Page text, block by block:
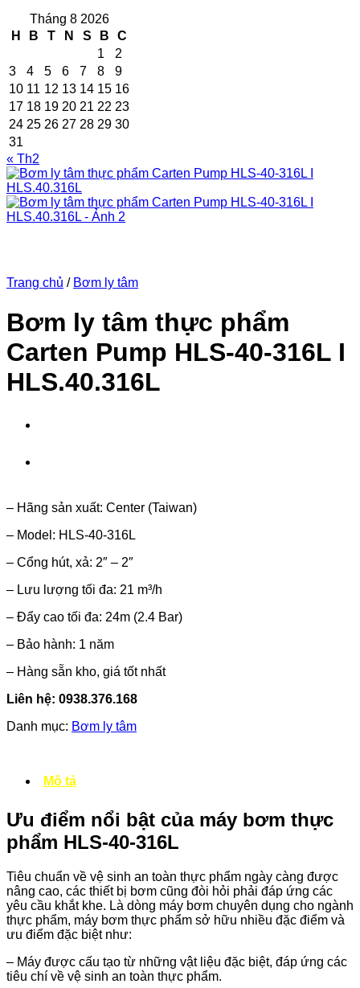
Tháng 8 2026
H
B T N S B
C
1
2
3
4 5 6 7 8
9
10 11 12 13 14 15 16
17 18 19 20 21 22 23
24 25 26 27 28 29 30
31
« Th2
Trang chủ / Bơm ly tâm
Bơm ly tâm thực phẩm
Carten Pump HLS-40-316L I
HLS.40.316L
– Hãng sản xuất: Center (Taiwan)
– Model: HLS-40-316L
– Cổng hút, xả: 2″ – 2″
– Lưu lượng tối đa: 21 m³/h
– Đẩy cao tối đa: 24m (2.4 Bar)
– Bảo hành: 1 năm
– Hàng sẵn kho, giá tốt nhất
Liên hệ: 0938.376.168
Danh mục: Bơm ly tâm
Mô tả
Ưu điểm nổi bật của máy bơm thực
phẩm HLS-40-316L
Tiêu chuẩn về vệ sinh an toàn thực phẩm ngày càng được
nâng cao, các thiết bị bơm cũng đòi hỏi phải đáp ứng các
yêu cầu khắt khe. Là dòng máy bơm chuyên dụng cho ngành
thực phẩm, máy bơm thực phẩm sở hữu nhiều đặc điểm và
ưu điểm đặc biệt như:
– Máy được cấu tạo từ những vật liệu đặc biệt, đáp ứng các
tiêu chí về vệ sinh an toàn thực phẩm.